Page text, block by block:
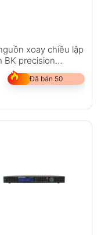
xoay chiều lập
BK precision
Đã bán 50